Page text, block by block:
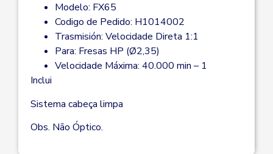
Modelo: FX65
Codigo de Pedido: H1014002
Trasmisión: Velocidade Direta 1:1
Para: Fresas HP (Ø2,35)
Velocidade Máxima: 40.000 min – 1
Inclui
Sistema cabeça limpa
Obs. Não Óptico.